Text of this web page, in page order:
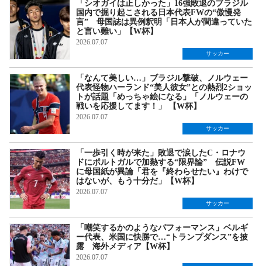
「シオガイは正しかった」16強敗退のブラジル
国内で掘り起こされる日本代表FWの“傲慢発
言” 母国誌は異例釈明「日本人が間違っていた
と言い難い」【W杯】
2026.07.07
サッカー
「なんて美しい…」ブラジル撃破、ノルウェー
代表怪物ハーランド“美人彼女”との熱烈2ショッ
トが話題「めっちゃ絵になる」「ノルウェーの
戦いを応援してます！」 【W杯】
2026.07.07
サッカー
「一歩引く時が来た」敗退で涙したC・ロナウ
ドにポルトガルで加熱する“限界論” 伝説FW
に母国紙が異論「君を『終わらせたい』わけで
はないが、もう十分だ」【W杯】
2026.07.07
サッカー
「嘲笑するかのようなパフォーマンス」ベルギ
ー代表、米国に快勝で…“トランプダンス”を披
露 海外メディア【W杯】
2026.07.07